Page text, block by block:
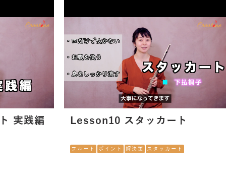
実践編 Lesson10 スタッカート
フルート ポイント 解決策 スタッカート